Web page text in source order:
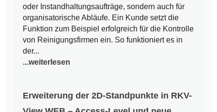
oder Instandhaltungsaufträge, sondern auch für
organisatorische Abläufe. Ein Kunde setzt die
Funktion zum Beispiel erfolgreich für die Kontrolle
von Reinigungsfirmen ein. So funktioniert es in
der...
...weiterlesen
Erweiterung der 2D-Standpunkte in RKV-